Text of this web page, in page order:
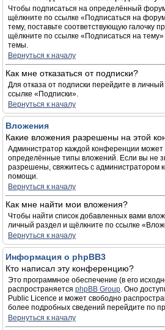
Чтобы подписаться на определённый
щёлкните по ссылке «Подписаться на
тему, поставьте соответствующую галочку
щёлкните по ссылке «Подписаться на
темы.
Вернуться к началу
Как мне отказаться от подписки?
Для отказа от подписки перейдите в
ссылке «Подписки».
Вернуться к началу
Вложения
Какие вложения разрешены на этой
Администратор каждой конференции может
определённые типы вложений. Если вы не
разрешены, свяжитесь с администратором
помощи.
Вернуться к началу
Как мне найти мои вложения?
Чтобы найти список добавленных вами
личный раздел и щёлкните по ссылке
Вернуться к началу
Информация о phpBB3
Кто написал эту конференцию?
Это программное обеспечение (в его
распространяется phpBB Group. Оно
Public Licence и может свободно
более подробных сведений перейдите по
Вернуться к началу